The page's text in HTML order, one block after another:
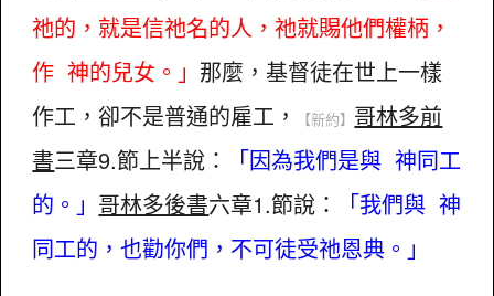
祂的，就是信祂名的人，祂就賜他們權柄，
作 神的兒女。」 那麼，基督徒在世上一樣
作工，卻不是普通的雇工，
【新約】 哥林多前
書三章9.節上半說：
「因為我們是與 神同工
的。」 哥林多後書六章1.節說：
「我們與 神
同工的，也勸你們，不可徒受祂恩典。」